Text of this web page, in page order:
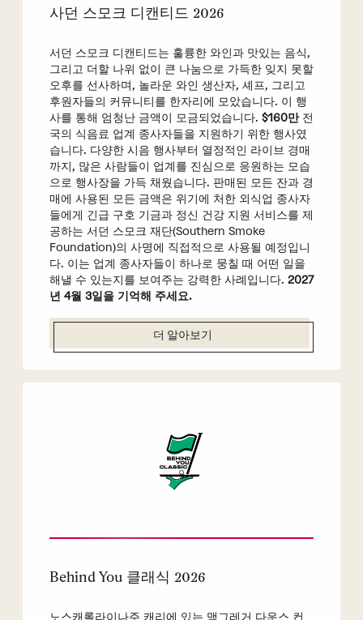
사던 스모크 디캔티드 2026
서던 스모크 디캔티드는 훌륭한 와인과 맛있는 음식,
그리고 더할 나위 없이 큰 나눔으로 가득한 잊지 못할
오후를 선사하며, 놀라운 와인 생산자, 셰프, 그리고
후원자들의 커뮤니티를 한자리에 모았습니다. 이 행
사를 통해 엄청난 금액이 모금되었습니다. $160만전
국의 식음료 업계 종사자들을 지원하기 위한 행사였
습니다. 다양한 시음 행사부터 열정적인 라이브 경매
까지, 많은 사람들이 업계를 진심으로 응원하는 모습
으로 행사장을 가득 채웠습니다. 판매된 모든 잔과 경
매에 사용된 모든 금액은 위기에 처한 외식업 종사자
들에게 긴급 구호 기금과 정신 건강 지원 서비스를 제
공하는 서던 스모크 재단(Southern Smoke
Foundation)의 사명에 직접적으로 사용될 예정입니
다. 이는 업계 종사자들이 하나로 뭉칠 때 어떤 일을
해낼 수 있는지를 보여주는 강력한 사례입니다. 2027
년 4월 3일을 기억해 주세요.
더 알아보기
Behind You 클래식 2026
노스캐롤라이나주 캐리에 있는 맥그레거 다운스 컨